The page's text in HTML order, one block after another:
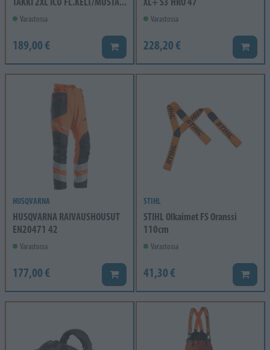
Varastossa
189,00 € Lisää koriin
Varastossa
228,20 € Lisää
HUSQVARNA
HUSQVARNA RAIVAUSHOUSUT
EN20471 42
Varastossa
177,00 € Lisää koriin
STIHL
STIHL Olkaimet FS Oranssi
110cm
Varastossa
41,30 € Lisää